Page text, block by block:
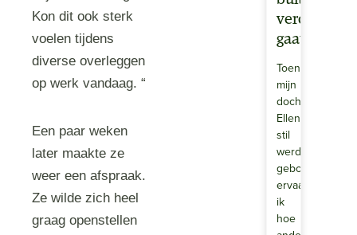
Kon dit ook sterk
voelen tijdens
diverse overleggen
op werk vandaag. “
Een paar weken
later maakte ze
weer een afspraak.
Ze wilde zich heel
graag openstellen
verder
gaat
Toen
mijn
dochtertje
Ellen*
stil
werd
geboren,
ervaarde
ik
hoe